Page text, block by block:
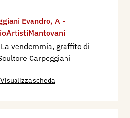
Evandro, A -
vendemmia, graffito di
Carpeggiani
Visualizza scheda